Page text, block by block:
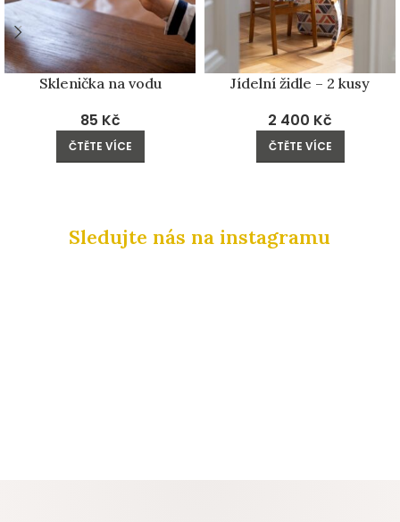
Sklenička na vodu
85 Kč
ČTĚTE VÍCE
Jídelní židle – 2 kusy
2 400 Kč
ČTĚTE VÍCE
Sledujte nás na instagramu